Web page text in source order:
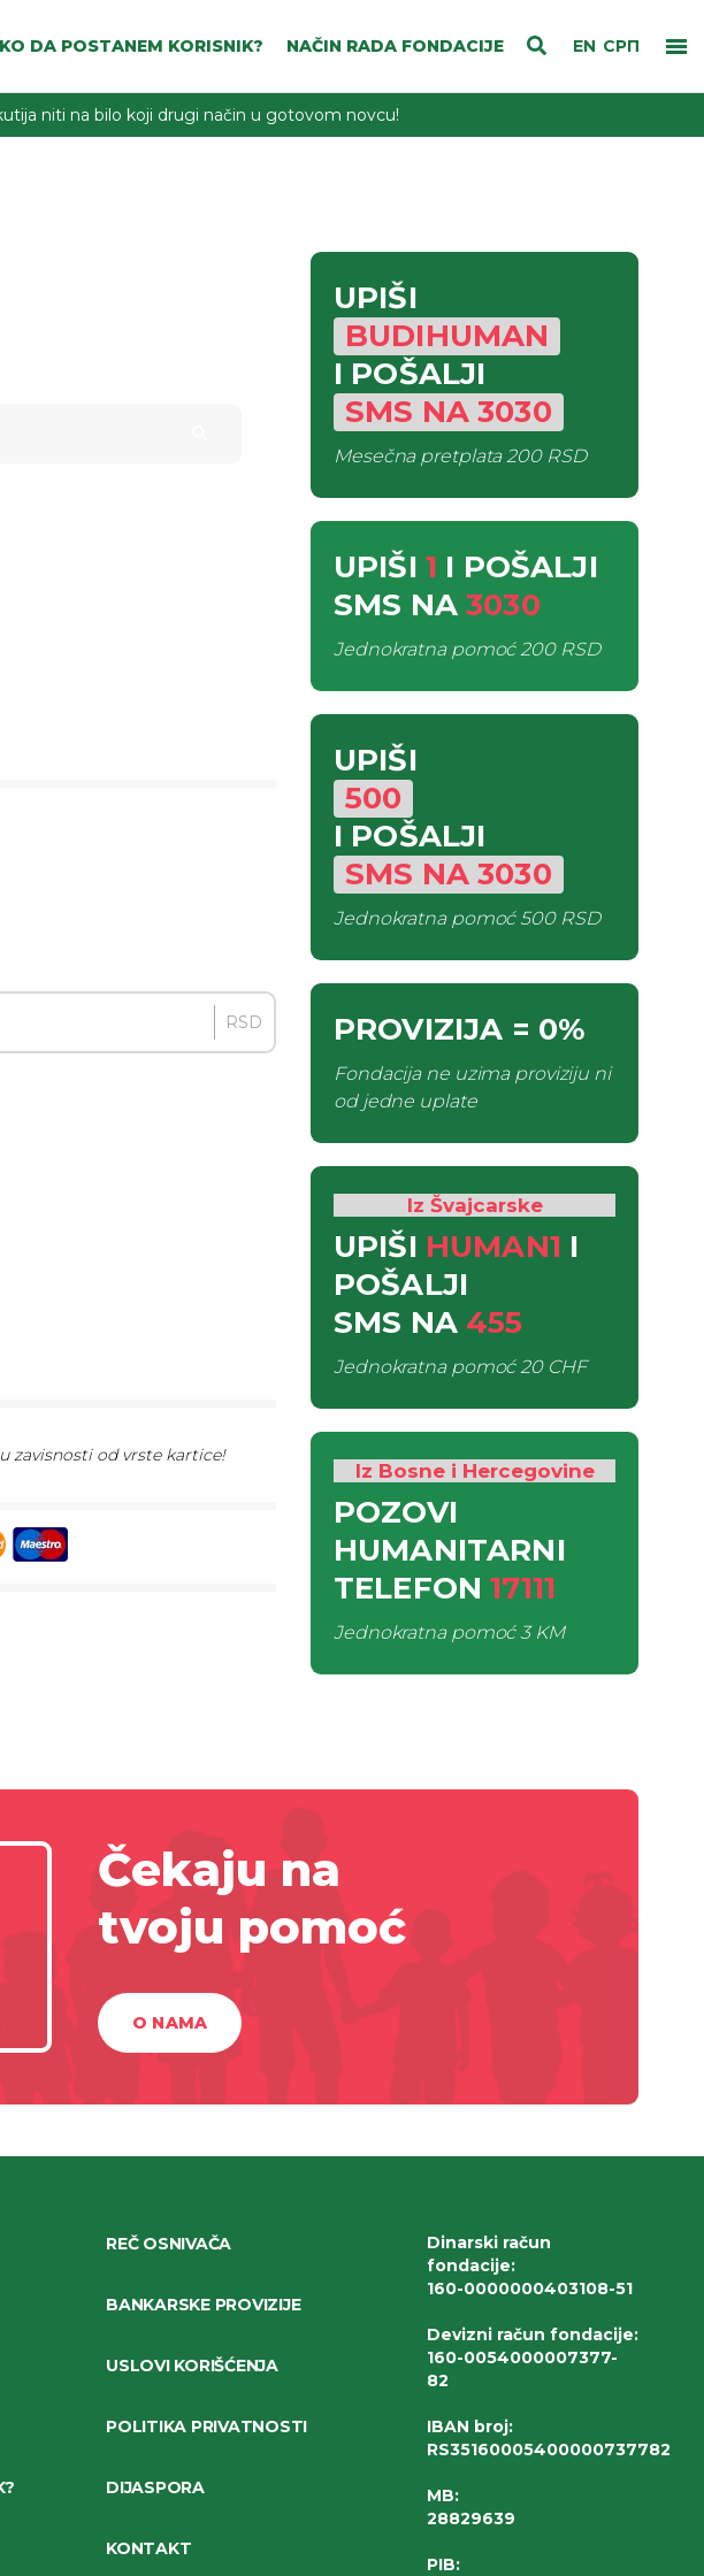
EN СРП
DA POSTANEM KORISNIK? NAČIN RADA FONDACIJE
niti na bilo koji drugi način u gotovom novcu!
RSD
zavisnosti od vrste kartice!
UPIŠI
BUDIHUMAN
I POŠALJI
SMS NA3030
Mesečna pretplata200 RSD
UPIŠI 1 I POŠALJI
SMS NA 3030
Jednokratna pomoć200 RSD
UPIŠI
500
I POŠALJI
SMS NA3030
Jednokratna pomoć500 RSD
PROVIZIJA = 0%
Fondacija ne uzima proviziju ni
od jedne uplate
Iz Švajcarske
UPIŠI HUMAN1 I
POŠALJI
SMS NA 455
Jednokratna pomoć20 CHF
Iz Bosne i Hercegovine
POZOVI
HUMANITARNI
TELEFON 17111
Jednokratna pomoć3 KM
Čekaju na
tvoju pomoć
O NAMA
REČ OSNIVAČA
BANKARSKE PROVIZIJE
USLOVI KORIŠĆENJA
POLITIKA PRIVATNOSTI
DIJASPORA
KONTAKT
Dinarski račun
fondacije:
160-0000000403108-51
Devizni račun fondacije:
160-0054000007377-
82
IBAN broj:
RS35160005400000737782
MB:
28829639
PIB: